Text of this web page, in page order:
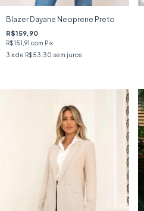
Blazer Dayane Neoprene Preto
R$159,90
R$151,91 com Pix
3 x de R$53,30 sem juros